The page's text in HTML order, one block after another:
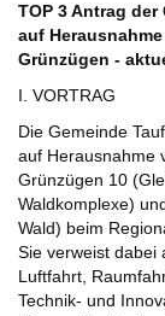
TOP 3Antrag der
auf
Grünzügen -
I. VORTRAG
Die Gemeinde
auf Herausnahme
Grünzügen 10
Waldkomplexe)
Wald) beim
Sie verweist dabei
Luftfahrt,
Technik- und